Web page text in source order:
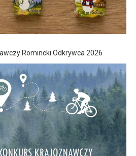
Romincki Odkrywca 2026